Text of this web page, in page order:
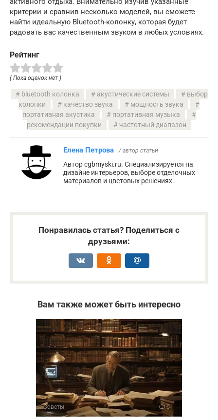
критерии и сравнив несколько моделей, вы сможете
найти идеальную Bluetooth-колонку, которая будет
радовать вас качественным звуком в любых условиях.
Рейтинг
( Пока оценок нет )
bluetooth колонка акустические системы
выбор
колонки
качество звука
мощность звука
портативная акустика
портативная музыка
рекомендации покупки
частотный диапазон
Елена Петрова / автор статьи
Автор cgbmyski.ru. Специализируется на
дизайне интерьеров, выборе отделочных
материалов и цветовых решениях.
Понравилась статья? Поделиться с
друзьями:
Вам также может быть интересно
Советы 0